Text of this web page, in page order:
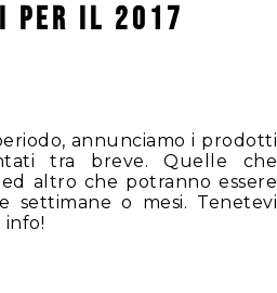
per il 2017
annunciamo i prodotti
tra breve. Quelle che
altro che potranno essere
settimane o mesi. Tenetevi